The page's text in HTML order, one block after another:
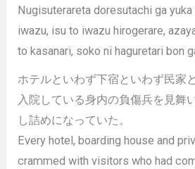
Nugisuterareta doresutachi ga
iwazu, isu to iwazu hirogerare,
to kasanari, soko ni haguretari bon
ホテルといわず下宿といわず民家
入院している身内の負傷兵を見舞
し詰めになっていた。
Every hotel, boarding house and
crammed with visitors who had